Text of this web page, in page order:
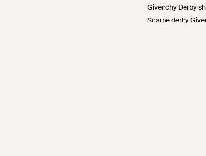
Givenchy Derby
Scarpe derby